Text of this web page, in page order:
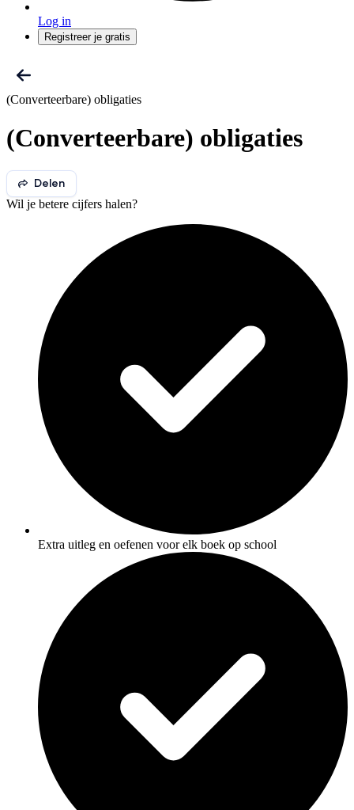
Log in
Registreer je gratis
(Converteerbare) obligaties
(Converteerbare) obligaties
Delen
Wil je betere cijfers halen?
Extra uitleg en oefenen voor elk boek op school